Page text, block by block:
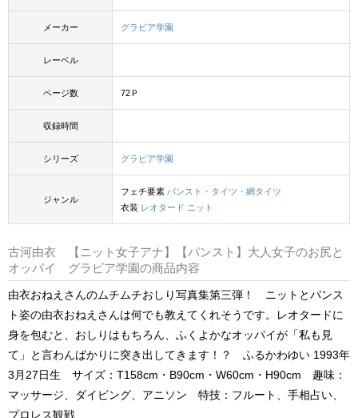
メーカー グラビア学園
レーベル
ページ数 72Ｐ
収録時間
シリーズ グラビア学園
ジャンル
フェチ要素 パンスト・タイツ・網タイツ
衣装 レオタード ニット
古河由衣 【ニット女子アナ】【パンスト】大人女子のお尻と
オッパイ グラビア学園の商品内容
由衣おねえさんのムチムチおしり写真集第三弾！ ニットとパンス
ト姿の由衣おねえさんは何でも教えてくれそうです。レオタードに
身を包むと、おしりはもちろん、ふくよかなオッパイが「私も見
て」と言わんばかりに突き出してきます！？ ふるかわゆい 1993年
3月27日生 サイズ：T158cm・B90cm・W60cm・H90cm 趣味：
マッサージ、ダイビング、アニソン 特技：フルート、手相占い、
プロレス観戦